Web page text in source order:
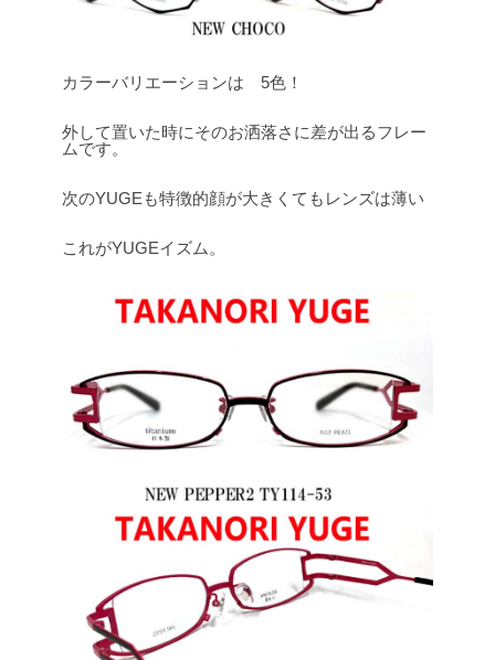
カラーバリエーションは 5色！
外して置いた時にそのお洒落さに差が出るフレー
ムです。
次のYUGEも特徴的顔が大きくてもレンズは薄い
これがYUGEイズム。